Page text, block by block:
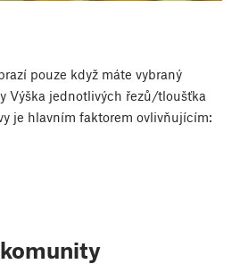
pouze když máte vybraný
Výška jednotlivých řezů/tloušťka
je hlavním faktorem ovlivňujícím: